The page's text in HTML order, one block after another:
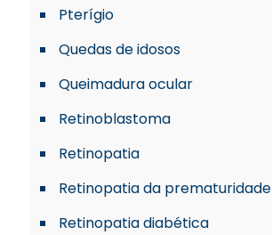
Pterígio
Quedas de idosos
Queimadura ocular
Retinoblastoma
Retinopatia
Retinopatia da prematuridade
Retinopatia diabética